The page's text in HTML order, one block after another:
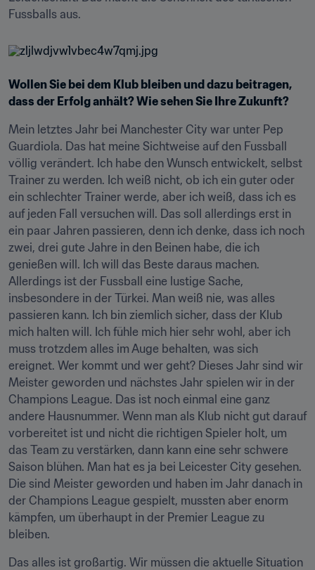
Fussballs aus.
Wollen Sie bei dem Klub bleiben und dazu beitragen,
dass der Erfolg anhält? Wie sehen Sie Ihre Zukunft?
Mein letztes Jahr bei Manchester City war unter Pep
Guardiola. Das hat meine Sichtweise auf den Fussball
völlig verändert. Ich habe den Wunsch entwickelt, selbst
Trainer zu werden. Ich weiß nicht, ob ich ein guter oder
ein schlechter Trainer werde, aber ich weiß, dass ich es
auf jeden Fall versuchen will. Das soll allerdings erst in
ein paar Jahren passieren, denn ich denke, dass ich noch
zwei, drei gute Jahre in den Beinen habe, die ich
genießen will. Ich will das Beste daraus machen.
Allerdings ist der Fussball eine lustige Sache,
insbesondere in der Türkei. Man weiß nie, was alles
passieren kann. Ich bin ziemlich sicher, dass der Klub
mich halten will. Ich fühle mich hier sehr wohl, aber ich
muss trotzdem alles im Auge behalten, was sich
ereignet. Wer kommt und wer geht? Dieses Jahr sind wir
Meister geworden und nächstes Jahr spielen wir in der
Champions League. Das ist noch einmal eine ganz
andere Hausnummer. Wenn man als Klub nicht gut darauf
vorbereitet ist und nicht die richtigen Spieler holt, um
das Team zu verstärken, dann kann eine sehr schwere
Saison blühen. Man hat es ja bei Leicester City gesehen.
Die sind Meister geworden und haben im Jahr danach in
der Champions League gespielt, mussten aber enorm
kämpfen, um überhaupt in der Premier League zu
bleiben.
Das alles ist großartig. Wir müssen die aktuelle Situation